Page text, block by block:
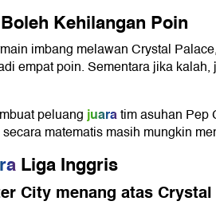
Kehilangan Poin
imbang melawan Crystal
empat poin. Sementara jika kalah,
peluangjuaratim asuhan Pep
matematis masih mungkin
Liga Inggris
City menang atas